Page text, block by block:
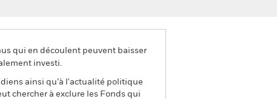
qui en découlent peuvent baisser
investi.
ainsi qu’à l'actualité politique
chercher à exclure les Fonds qui